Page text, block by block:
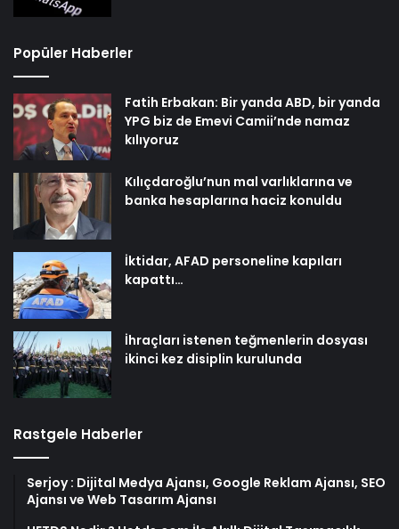
Popüler Haberler
Fatih Erbakan: Bir yanda ABD, bir yanda
YPG biz de Emevi Camii’nde namaz
kılıyoruz
Kılıçdaroğlu’nun mal varlıklarına ve
banka hesaplarına haciz konuldu
İktidar, AFAD personeline kapıları
kapattı…
İhraçları istenen teğmenlerin dosyası
ikinci kez disiplin kurulunda
Rastgele Haberler
Serjoy : Dijital Medya Ajansı, Google Reklam Ajansı, SEO
Ajansı ve Web Tasarım Ajansı